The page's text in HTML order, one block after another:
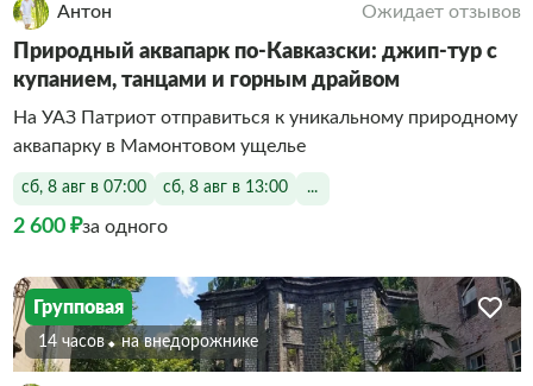
Антон Ожидает отзывов
Природный аквапарк по-Кавказски: джип-тур с
купанием, танцами и горным драйвом
На УАЗ Патриот отправиться к уникальному природному
аквапарку в Мамонтовом ущелье
сб, 8 авг в 07:00 сб, 8 авг в 13:00 ...
2 600 ₽за одного
Групповая
14 часов На внедорожнике